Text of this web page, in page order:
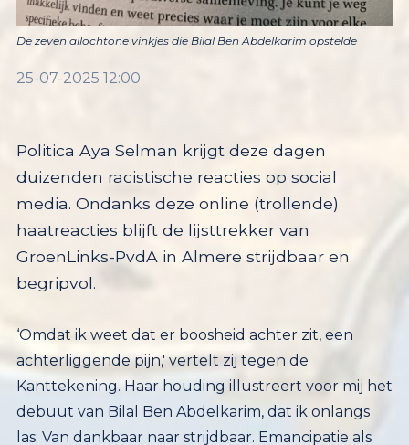
De zeven allochtone vinkjes die Bilal Ben Abdelkarim opstelde
25-07-2025 12:00
Politica Aya Selman krijgt deze dagen
duizenden racistische reacties op social
media. Ondanks deze online (trollende)
haatreacties blijft de lijsttrekker van
GroenLinks-PvdA in Almere strijdbaar en
begripvol.
‘Omdat ik weet dat er boosheid achter zit, een
achterliggende pijn,' vertelt zij tegen de
Kanttekening. Haar houding illustreert voor mij het
debuut van Bilal Ben Abdelkarim, dat ik onlangs
las: Van dankbaar naar strijdbaar. Emancipatie als